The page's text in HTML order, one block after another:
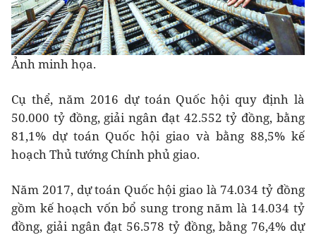
Ảnh minh họa.
Cụ thể, năm 2016 dự toán Quốc hội quy định là
50.000 tỷ đồng, giải ngân đạt 42.552 tỷ đồng, bằng
81,1% dự toán Quốc hội giao và bằng 88,5% kế
hoạch Thủ tướng Chính phủ giao.
Năm 2017, dự toán Quốc hội giao là 74.034 tỷ đồng
gồm kế hoạch vốn bổ sung trong năm là 14.034 tỷ
đồng, giải ngân đạt 56.578 tỷ đồng, bằng 76,4% dự